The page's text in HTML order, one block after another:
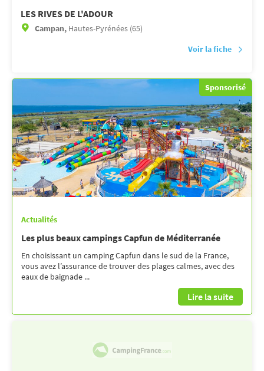
LES RIVES DE L'ADOUR
Campan, Hautes-Pyrénées (65)
Voir la fiche
Sponsorisé
Actualités
Les plus beaux campings Capfun de Méditerranée
En choisissant un camping Capfun dans le sud de la France,
vous avez l’assurance de trouver des plages calmes, avec des
eaux de baignade ...
Lire la suite